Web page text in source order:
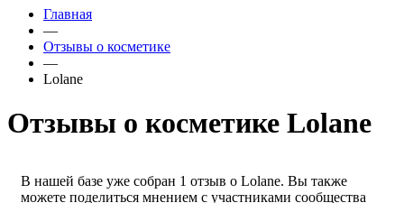
Главная
—
Отзывы о косметике
—
Lolane
Отзывы о косметике Lolane
В нашей базе уже собран 1 отзыв о Lolane. Вы также
можете поделиться мнением с участниками сообщества